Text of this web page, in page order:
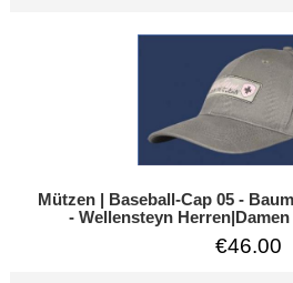
Mützen | Baseball-Cap 05 -
- Wellensteyn Herren|Damen
€46.00